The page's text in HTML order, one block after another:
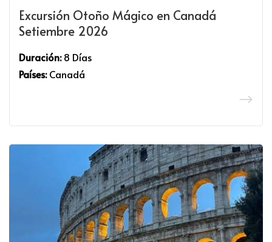
Excursión Otoño Mágico en Canadá
Setiembre 2026
Duración:8 Días
Países:Canadá